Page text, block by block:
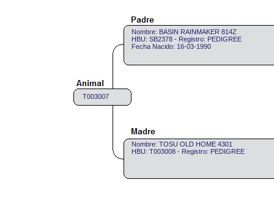
T003007
Nombre: BASIN RAINMAKER 814Z
HBU: SB2378 - Registro: PEDIGREE
Fecha Nacido: 16-03-1990
Nombre: TOSU OLD HOME 4301
HBU: T003008 - Registro: PEDIGREE